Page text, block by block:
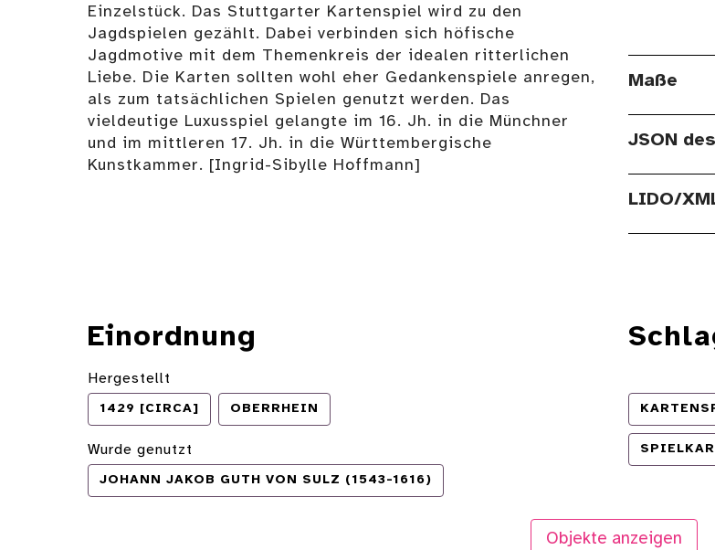
Einzelstück. Das Stuttgarter Kartenspiel wird zu den
Jagdspielen gezählt. Dabei verbinden sich höfische
Jagdmotive mit dem Themenkreis der idealen ritterlichen
Liebe. Die Karten sollten wohl eher Gedankenspiele anregen,
als zum tatsächlichen Spielen genutzt werden. Das
vieldeutige Luxusspiel gelangte im 16. Jh. in die Münchner
und im mittleren 17. Jh. in die Württembergische
Kunstkammer. [Ingrid-Sibylle Hoffmann]
Maße
JSON
LIDO/
Einordnung
Hergestellt
1429 [CIRCA] OBERRHEIN
Wurde genutzt
JOHANN JAKOB GUTH VON SULZ (1543-1616)
Objekte anzeigen